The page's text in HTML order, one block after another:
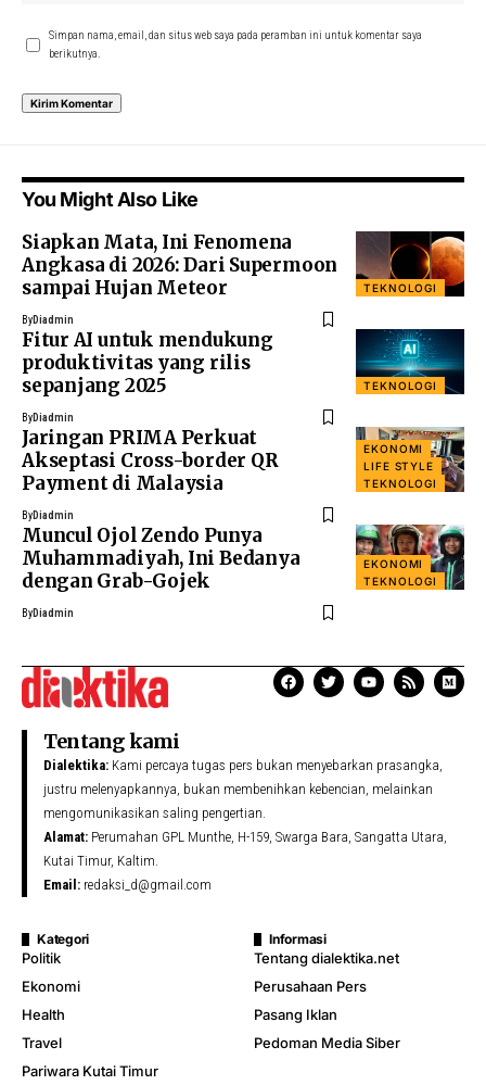
Simpan nama, email, dan situs web saya pada peramban ini untuk komentar saya
berikutnya.
You Might Also Like
TEKNOLOGI
Siapkan Mata, Ini Fenomena
Angkasa di 2026: Dari Supermoon
sampai Hujan Meteor
ByDiadmin
TEKNOLOGI
Fitur AI untuk mendukung
produktivitas yang rilis
sepanjang 2025
ByDiadmin
EKONOMI
LIFE STYLE
TEKNOLOGI
Jaringan PRIMA Perkuat
Akseptasi Cross-border QR
Payment di Malaysia
ByDiadmin
EKONOMI
TEKNOLOGI
Muncul Ojol Zendo Punya
Muhammadiyah, Ini Bedanya
dengan Grab-Gojek
ByDiadmin
Tentang kami
Dialektika: Kami percaya tugas pers bukan menyebarkan prasangka,
justru melenyapkannya, bukan membenihkan kebencian, melainkan
mengomunikasikan saling pengertian.
Alamat: Perumahan GPL Munthe, H-159, Swarga Bara, Sangatta Utara,
Kutai Timur, Kaltim.
Email: redaksi_d@gmail.com
Kategori
Politik
Ekonomi
Health
Travel
Pariwara Kutai Timur
Informasi
Tentang dialektika.net
Perusahaan Pers
Pasang Iklan
Pedoman Media Siber